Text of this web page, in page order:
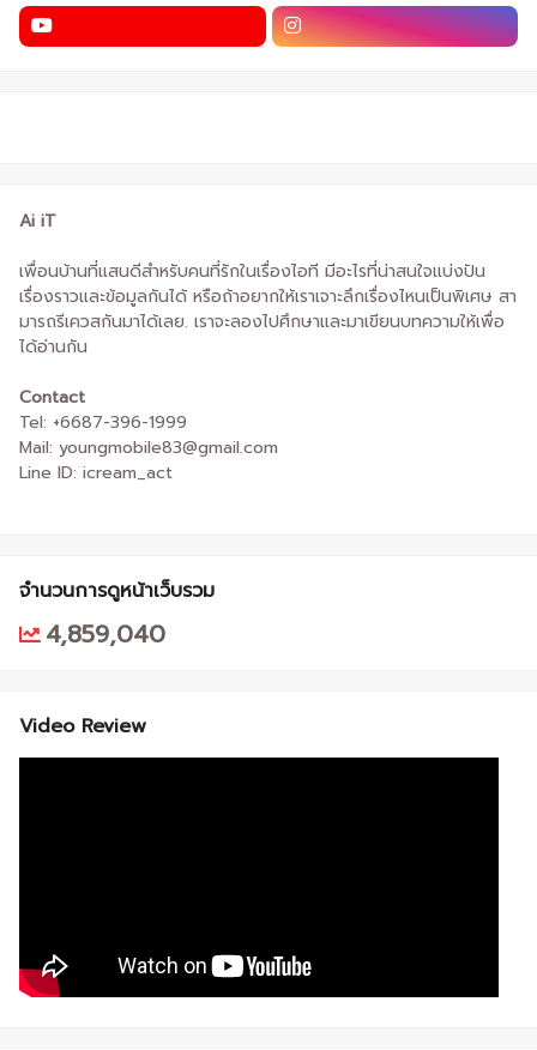
Ai iT
เพื่อนบ้านที่แสนดีสำหรับคนที่รักในเรื่องไอที มีอะไรที่น่าสนใจแบ่งปัน
เรื่องราวและข้อมูลกันได้ หรือถ้าอยากให้เราเจาะลึกเรื่องไหนเป็นพิเศษ สา
มารถรีเควสกันมาได้เลย. เราจะลองไปศึกษาและมาเขียนบทความให้เพื่อ
ได้อ่านกัน
Contact
Tel: +6687-396-1999
Mail: youngmobile83@gmail.com
Line ID: icream_act
จำนวนการดูหน้าเว็บรวม
4,859,040
Video Review